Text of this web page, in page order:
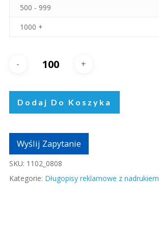
500 - 999
1000 +
Dodaj Do Koszyka
Wyślij Zapytanie
SKU: 1102_0808
Kategorie: Długopisy reklamowe z nadrukiem